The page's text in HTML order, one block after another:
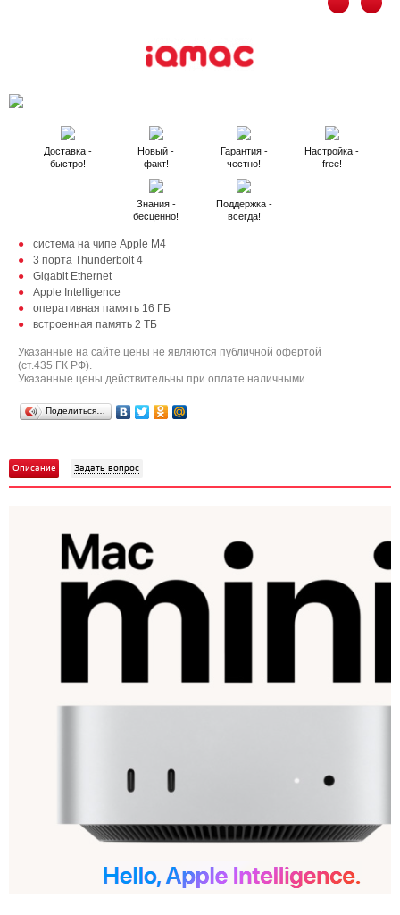
Доставка -
быстро!
Новый -
факт!
Гарантия -
честно!
Настройка -
free!
Знания -
бесценно!
Поддержка -
всегда!
система на чипе Apple M4
3 порта Thunderbolt 4
Gigabit Ethernet
Apple Intelligence
оперативная память 16 ГБ
встроенная память 2 ТБ
Указанные на сайте цены не являются публичной офертой
(ст.435 ГК РФ).
Указанные цены действительны при оплате наличными.
Поделиться…
Описание Задать вопрос